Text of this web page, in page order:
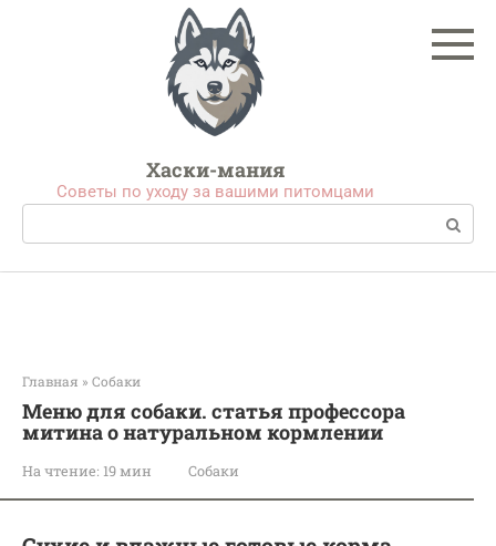
Хаски-мания
Советы по уходу за вашими питомцами
Поиск:
Главная » Собаки
Меню для собаки. статья профессора
митина о натуральном кормлении
На чтение: 19 мин Собаки